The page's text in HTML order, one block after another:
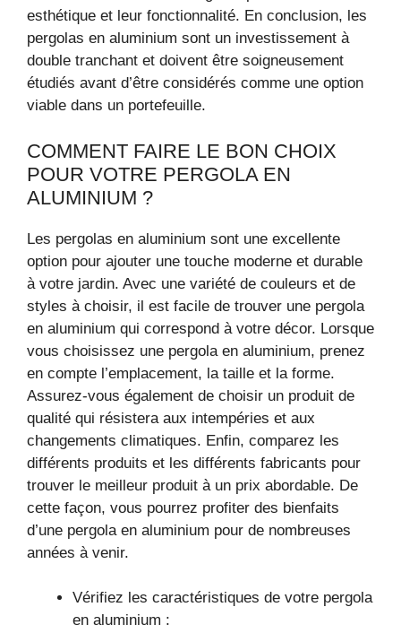
esthétique et leur fonctionnalité. En conclusion, les
pergolas en aluminium sont un investissement à
double tranchant et doivent être soigneusement
étudiés avant d’être considérés comme une option
viable dans un portefeuille.
COMMENT FAIRE LE BON CHOIX
POUR VOTRE PERGOLA EN
ALUMINIUM ?
Les pergolas en aluminium sont une excellente
option pour ajouter une touche moderne et durable
à votre jardin. Avec une variété de couleurs et de
styles à choisir, il est facile de trouver une pergola
en aluminium qui correspond à votre décor. Lorsque
vous choisissez une pergola en aluminium, prenez
en compte l’emplacement, la taille et la forme.
Assurez-vous également de choisir un produit de
qualité qui résistera aux intempéries et aux
changements climatiques. Enfin, comparez les
différents produits et les différents fabricants pour
trouver le meilleur produit à un prix abordable. De
cette façon, vous pourrez profiter des bienfaits
d’une pergola en aluminium pour de nombreuses
années à venir.
Vérifiez les caractéristiques de votre pergola
en aluminium :